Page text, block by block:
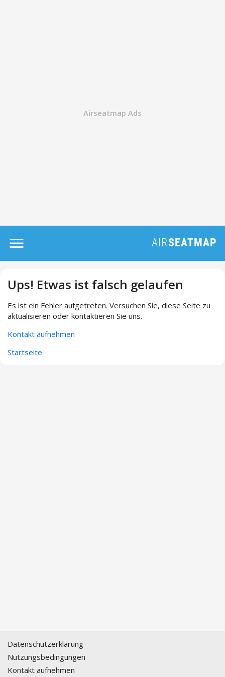
Ups! Etwas ist falsch gelaufen
Es ist ein Fehler aufgetreten. Versuchen Sie, diese Seite zu
aktualisieren oder kontaktieren Sie uns.
Kontakt aufnehmen
Startseite
Datenschutzerklärung
Nutzungsbedingungen
Kontakt aufnehmen